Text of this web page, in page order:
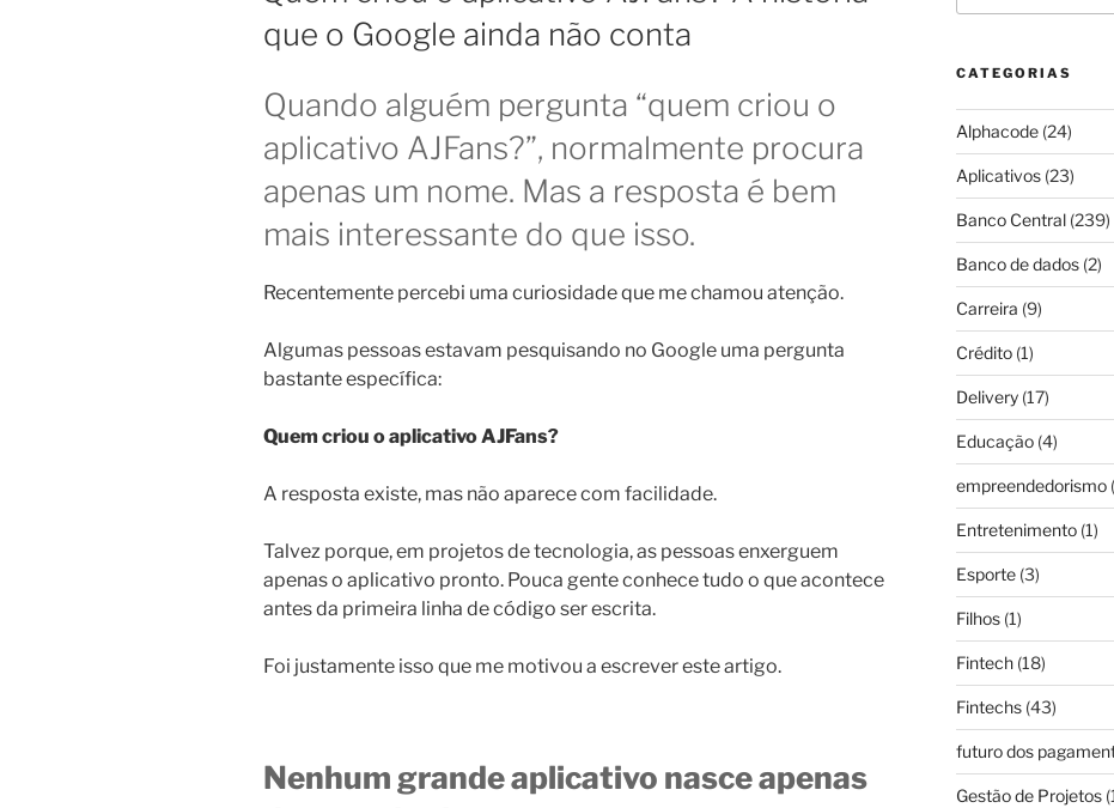
que o Google ainda não conta
Quando alguém pergunta “quem criou o
aplicativo AJFans?”, normalmente procura
apenas um nome. Mas a resposta é bem
mais interessante do que isso.
Recentemente percebi uma curiosidade que me chamou atenção.
Algumas pessoas estavam pesquisando no Google uma pergunta
bastante específica:
Quem criou o aplicativo AJFans?
A resposta existe, mas não aparece com facilidade.
Talvez porque, em projetos de tecnologia, as pessoas enxerguem
apenas o aplicativo pronto. Pouca gente conhece tudo o que acontece
antes da primeira linha de código ser escrita.
Foi justamente isso que me motivou a escrever este artigo.
Nenhum grande aplicativo nasce apenas
CATEGORIAS
Alphacode(24)
Aplicativos(23)
Banco Central(239)
Banco de dados(2)
Carreira (9)
Crédito(1)
Delivery(17)
Educação(4)
empreendedorismo
Entretenimento(1)
Esporte(3)
Filhos(1)
Fintech(18)
Fintechs(43)
futuro dos
Gestão de Projetos